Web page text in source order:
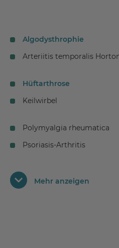
Algodysthrophie
Arteriitis temporalis
Hüftarthrose
Keilwirbel
Polymyalgia rheumatica
Psoriasis-Arthritis
Arthritis bei Sarkoidose
Mehr anzeigen